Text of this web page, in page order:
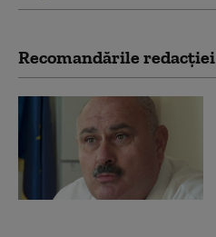
Recomandările redacţiei